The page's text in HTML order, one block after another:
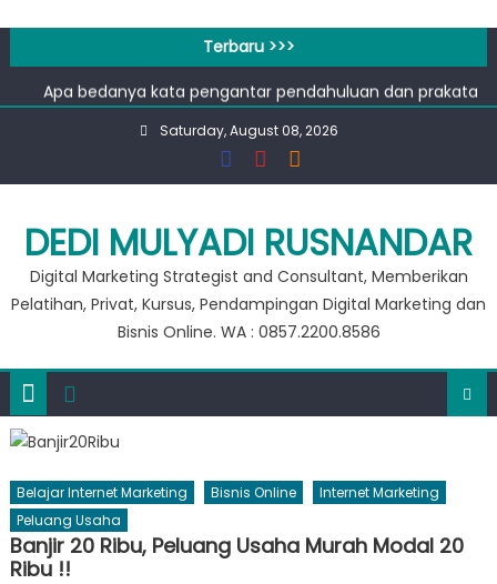
content
Terbaru >>>
100 Tools AI Image to Animation Terbaik untuk Konten
Apa bedanya kata pengantar pendahuluan dan prakata
?
Banjir 20 Ribu, Peluang Usaha Murah Modal 20 Ribu !!
Private Google for Business
100 Tools AI Image to Animation Terbaik untuk Konten
Video & Animasi
Saturday, August 08, 2026
DEDI MULYADI RUSNANDAR
Digital Marketing Strategist and Consultant, Memberikan
Pelatihan, Privat, Kursus, Pendampingan Digital Marketing dan
Bisnis Online. WA : 0857.2200.8586
Belajar Internet Marketing Bisnis Online
Internet Marketing
Peluang Usaha
Banjir 20 Ribu, Peluang Usaha Murah Modal 20
Ribu !!